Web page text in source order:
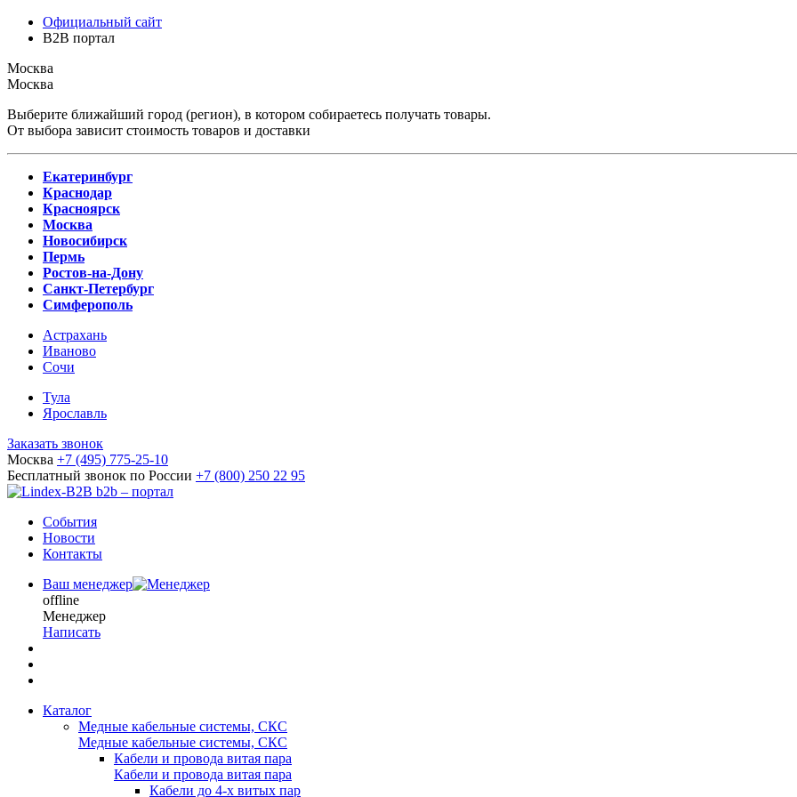
Официальный сайт
B2B портал
Москва
Москва
Выберите ближайший город (регион), в котором собираетесь получать товары.
От выбора зависит стоимость товаров и доставки
Екатеринбург
Краснодар
Красноярск
Москва
Новосибирск
Пермь
Ростов-на-Дону
Санкт-Петербург
Симферополь
Астрахань
Иваново
Сочи
Тула
Ярославль
Заказать звонок
Москва +7 (495) 775-25-10
Бесплатный звонок по России +7 (800) 250 22 95
b2b – портал
События
Новости
Контакты
Ваш менеджер
offline
Менеджер
Написать
Каталог
Медные кабельные системы, СКС
Медные кабельные системы, СКС
Кабели и провода витая пара
Кабели и провода витая пара
Кабели до 4-х витых пар